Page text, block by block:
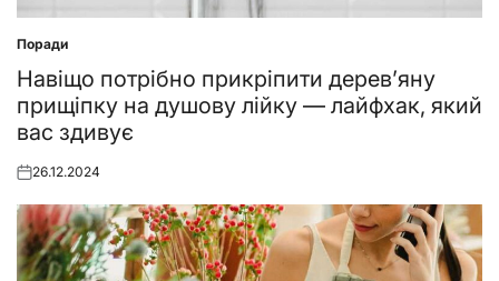
Posted
in
Поради
Навіщо потрібно прикріпити дерев’яну
прищіпку на душову лійку — лайфхак, який
вас здивує
Posted
26.12.2024